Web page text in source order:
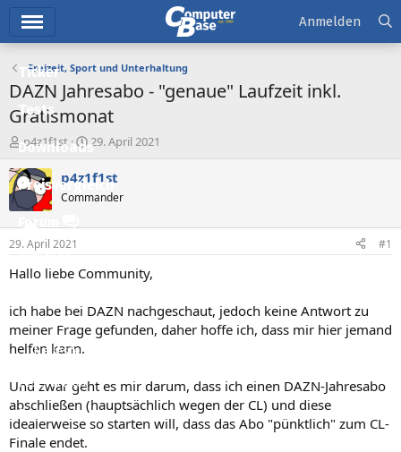
Ticker
Tests
Downloads
Preisvergleich
Forum
Aktuelles
Neue Beiträge
Neueste Aktivitäten
Leserartikel
Regeln
Anmelden
Freizeit, Sport und Unterhaltung
DAZN Jahresabo - "genaue" Laufzeit inkl.
Gratismonat
E
r
s
t
e
e
r
p4z1f1st
E
r
s
e
t
a
29. April 2021
p4z1f1st
Commander
29. April 2021 #1
Hallo liebe Community,
ich habe bei DAZN nachgeschaut, jedoch keine Antwort zu
meiner Frage gefunden, daher hoffe ich, dass mir hier jemand
helfen kann.
Und zwar geht es mir darum, dass ich einen DAZN-Jahresabo
abschließen (hauptsächlich wegen der CL) und diese
idealerweise so starten will, dass das Abo "pünktlich" zum CL-
Finale endet.